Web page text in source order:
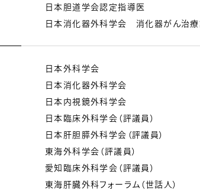
日本胆道学会認定指導医
日本消化器外科学会 消化器がん治
日本外科学会
日本消化器外科学会
日本内視鏡外科学会
日本臨床外科学会（評議員）
日本肝胆膵外科学会（評議員）
東海外科学会（評議員）
愛知臨床外科学会（評議員）
東海肝臓外科フォーラム（世話人）